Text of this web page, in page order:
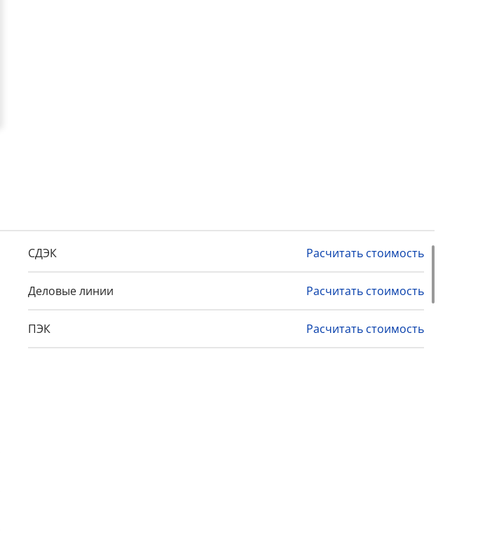
СДЭК Расчитать стоимость
Деловые линии Расчитать стоимость
ПЭК Расчитать стоимость